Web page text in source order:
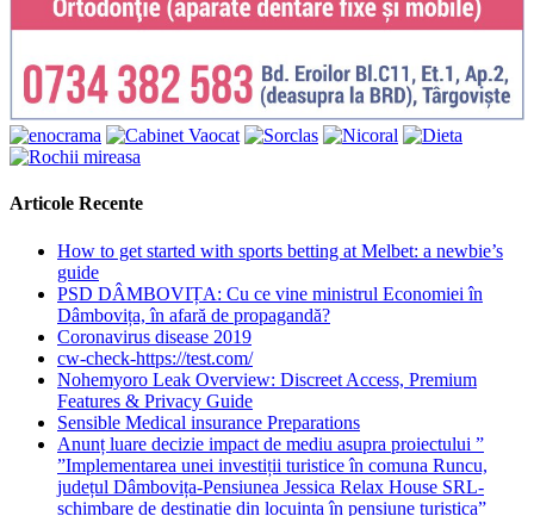
Articole Recente
How to get started with sports betting at Melbet: a newbie’s
guide
PSD DÂMBOVIȚA: Cu ce vine ministrul Economiei în
Dâmbovița, în afară de propagandă?
Coronavirus disease 2019
cw-check-https://test.com/
Nohemyoro Leak Overview: Discreet Access, Premium
Features & Privacy Guide
Sensible Medical insurance Preparations
Anunț luare decizie impact de mediu asupra proiectului ”
”Implementarea unei investiții turistice în comuna Runcu,
județul Dâmbovița-Pensiunea Jessica Relax House SRL-
schimbare de destinație din locuința în pensiune turistica”